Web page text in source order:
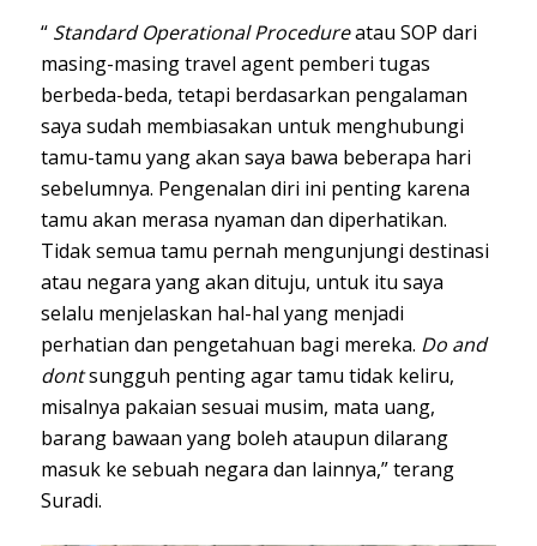
“ Standard Operational Procedureatau SOP dari
masing-masing travel agent pemberi tugas
berbeda-beda, tetapi berdasarkan pengalaman
saya sudah membiasakan untuk menghubungi
tamu-tamu yang akan saya bawa beberapa hari
sebelumnya. Pengenalan diri ini penting karena
tamu akan merasa nyaman dan diperhatikan.
Tidak semua tamu pernah mengunjungi destinasi
atau negara yang akan dituju, untuk itu saya
selalu menjelaskan hal-hal yang menjadi
perhatian dan pengetahuan bagi mereka. Do and
dontsungguh penting agar tamu tidak keliru,
misalnya pakaian sesuai musim, mata uang,
barang bawaan yang boleh ataupun dilarang
masuk ke sebuah negara dan lainnya,” terang
Suradi.